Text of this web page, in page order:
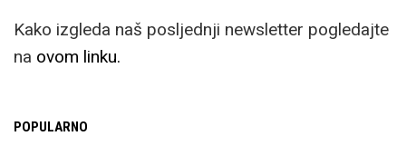
Kako izgleda naš posljednji newsletter pogledajte
na ovom linku.
POPULARNO